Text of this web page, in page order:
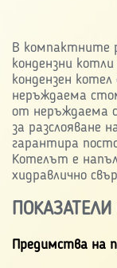
В компактните
кондензни
кондензен
неръждаема
от неръждаема
за разслояване
гарантира
Котелът е
хидравлично
Предимства на